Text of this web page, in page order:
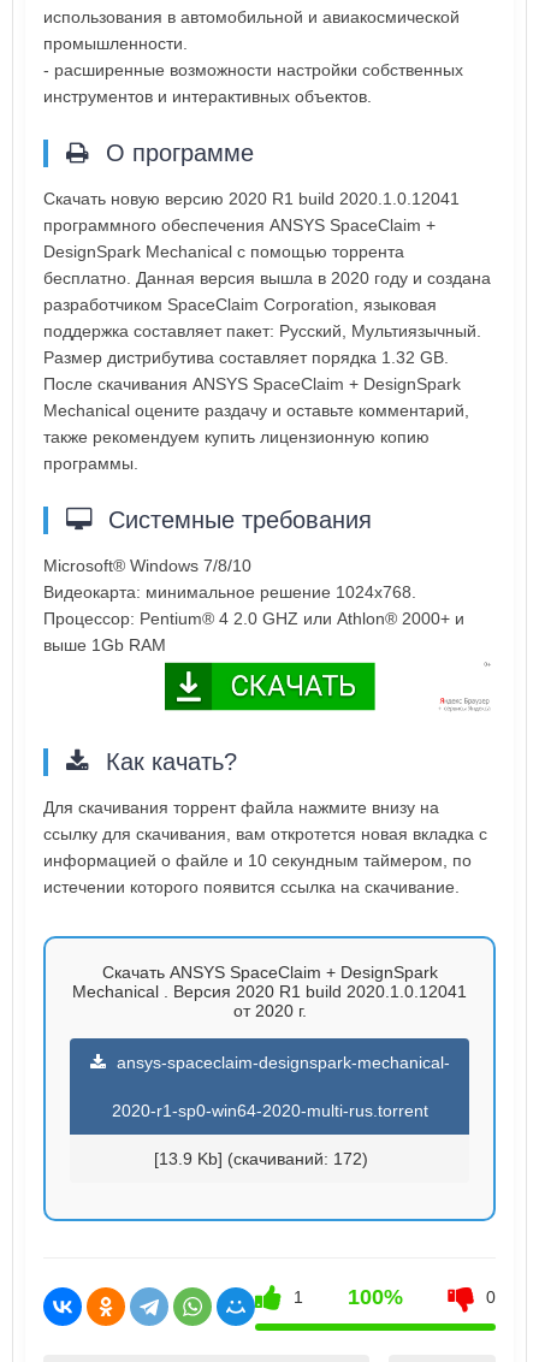
использования в автомобильной и авиакосмической
промышленности.
- расширенные возможности настройки собственных
инструментов и интерактивных объектов.
О программе
Скачать новую версию 2020 R1 build 2020.1.0.12041
программного обеспечения ANSYS SpaceClaim +
DesignSpark Mechanical с помощью торрента
бесплатно. Данная версия вышла в 2020 году и создана
разработчиком SpaceClaim Corporation, языковая
поддержка составляет пакет: Русский, Мультиязычный.
Размер дистрибутива составляет порядка 1.32 GB.
После скачивания ANSYS SpaceClaim + DesignSpark
Mechanical оцените раздачу и оставьте комментарий,
также рекомендуем купить лицензионную копию
программы.
Системные требования
Microsoft® Windows 7/8/10
Видеокарта: минимальное решение 1024x768.
Процессор: Pentium® 4 2.0 GHZ или Athlon® 2000+ и
выше 1Gb RAM
Как качать?
Для скачивания торрент файла нажмите внизу на
ссылку для скачивания, вам откротется новая вкладка с
информацией о файле и 10 секундным таймером, по
истечении которого появится ссылка на скачивание.
Скачать ANSYS SpaceClaim + DesignSpark
Mechanical . Версия 2020 R1 build 2020.1.0.12041
от 2020 г.
ansys-spaceclaim-designspark-mechanical-
2020-r1-sp0-win64-2020-multi-rus.torrent
[13.9 Kb] (cкачиваний: 172)
1 100% 0